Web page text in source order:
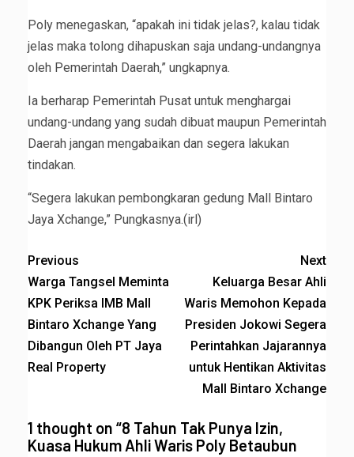
Poly menegaskan, “apakah ini tidak jelas?, kalau tidak
jelas maka tolong dihapuskan saja undang-undangnya
oleh Pemerintah Daerah,” ungkapnya.
Ia berharap Pemerintah Pusat untuk menghargai
undang-undang yang sudah dibuat maupun Pemerintah
Daerah jangan mengabaikan dan segera lakukan
tindakan.
“Segera lakukan pembongkaran gedung Mall Bintaro
Jaya Xchange,” Pungkasnya.(irl)
Previous
Warga Tangsel Meminta
KPK Periksa IMB Mall
Bintaro Xchange Yang
Dibangun Oleh PT Jaya
Real Property
Next
Keluarga Besar Ahli
Waris Memohon Kepada
Presiden Jokowi Segera
Perintahkan Jajarannya
untuk Hentikan Aktivitas
Mall Bintaro Xchange
1 thought on “8 Tahun Tak Punya Izin,
Kuasa Hukum Ahli Waris Poly Betaubun